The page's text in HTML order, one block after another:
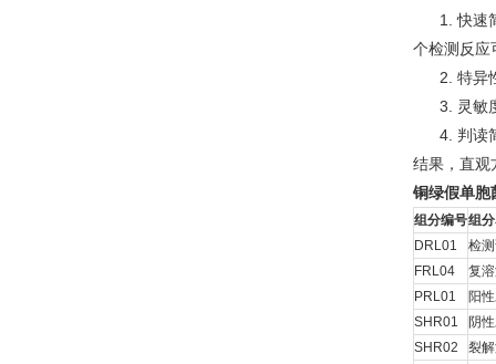
1. 快速简
个检测反应
2. 特异性
3. 灵敏度
4. 判读简
结果，直观
铜绿假单胞
组分编号组
DRL01
检
FRL04
复
PRL01
阳
SHR01
阴
SHR02
裂